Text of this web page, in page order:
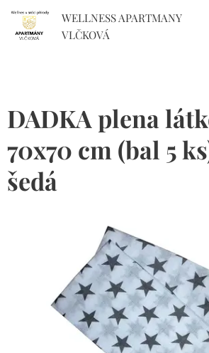
WELLNESS APARTMANY
VLČKOVÁ
DADKA plena
70x70 cm (bal 5
šedá